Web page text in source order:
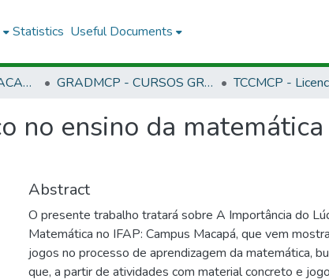
Statistics Useful Documents
CMCP - CAMPUS MACAPÁ GRADMCP - CURSOS GRADUAÇÃO - CAMPUS MACAPÁ
no ensino da
Abstract
O presente trabalho tratará sobre A Importância do
Matemática no IFAP: Campus Macapá, que vem
jogos no processo de aprendizagem da matemática,
que, a partir de atividades com material concreto e